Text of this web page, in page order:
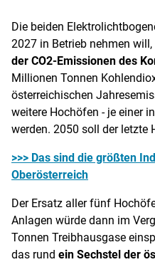
Die beiden
2027 in Betrieb nehmen
der CO2-Emissionen des
Millionen Tonnen
österreichischen
weitere Hochöfen - je einer
werden. 2050 soll der letzte
>>> Das sind die größten
Oberösterreich
Der Ersatz aller fünf
Anlagen würde dann im
Tonnen Treibhausgase
das rund ein Sechstel der